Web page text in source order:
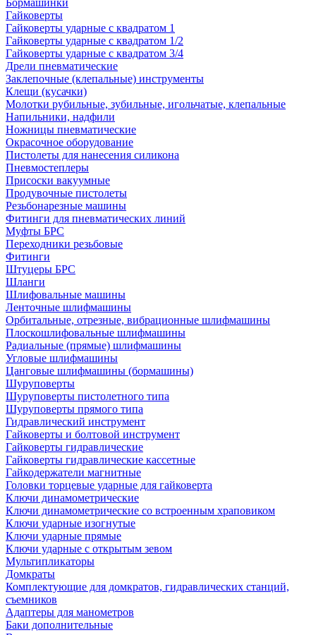
Бормашинки
Гайковерты
Гайковерты ударные с квадратом 1
Гайковерты ударные с квадратом 1/2
Гайковерты ударные с квадратом 3/4
Дрели пневматические
Заклепочные (клепальные) инструменты
Клещи (кусачки)
Молотки рубильные, зубильные, игольчатые, клепальные
Напильники, надфили
Ножницы пневматические
Окрасочное оборудование
Пистолеты для нанесения силикона
Пневмостеплеры
Присоски вакуумные
Продувочные пистолеты
Резьбонарезные машины
Фитинги для пневматических линий
Муфты БРС
Переходники резьбовые
Фитинги
Штуцеры БРС
Шланги
Шлифовальные машины
Ленточные шлифмашины
Орбитальные, отрезные, вибрационные шлифмашины
Плоскошлифовальные шлифмашины
Радиальные (прямые) шлифмашины
Угловые шлифмашины
Цанговые шлифмашины (бормашины)
Шуруповерты
Шуруповерты пистолетного типа
Шуруповерты прямого типа
Гидравлический инструмент
Гайковерты и болтовой инструмент
Гайковерты гидравлические
Гайковерты гидравлические кассетные
Гайкодержатели магнитные
Головки торцевые ударные для гайковерта
Ключи динамометрические
Ключи динамометрические со встроенным храповиком
Ключи ударные изогнутые
Ключи ударные прямые
Ключи ударные с открытым зевом
Мультипликаторы
Домкраты
Комплектующие для домкратов, гидравлических станций,
съемников
Адаптеры для манометров
Баки дополнительные